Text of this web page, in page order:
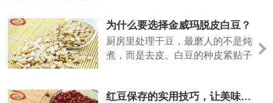
为什么要选择金威玛脱皮白豆？
厨房里处理干豆，最磨人的不是炖
煮，而是去皮。白豆的种皮紧贴子
豆，就是把这道工序留在工厂，让
红豆保存的实用技巧，让美味更长久